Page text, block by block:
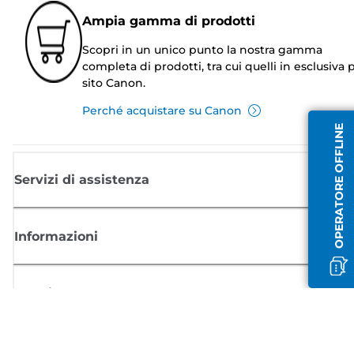
OPERATORE OFFLINE
Ampia gamma di prodotti
Scopri in un unico punto la nostra gamma
completa di prodotti, tra cui quelli in esclusiva
sito Canon.
Perché acquistare su Canon
Servizi di assistenza
Informazioni
Acquisto